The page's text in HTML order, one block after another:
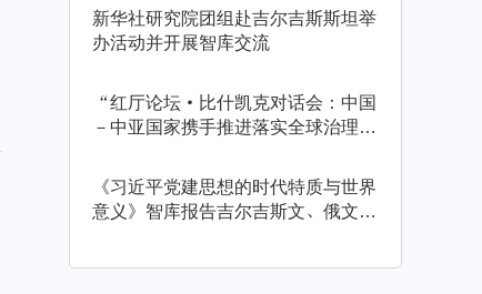
新华社研究院团组赴吉尔吉斯斯坦举
办活动并开展智库交流
“红厅论坛·比什凯克对话会：中国
－中亚国家携手推进落实全球治理倡
《习近平党建思想的时代特质与世界
意义》智库报告吉尔吉斯文、俄文版